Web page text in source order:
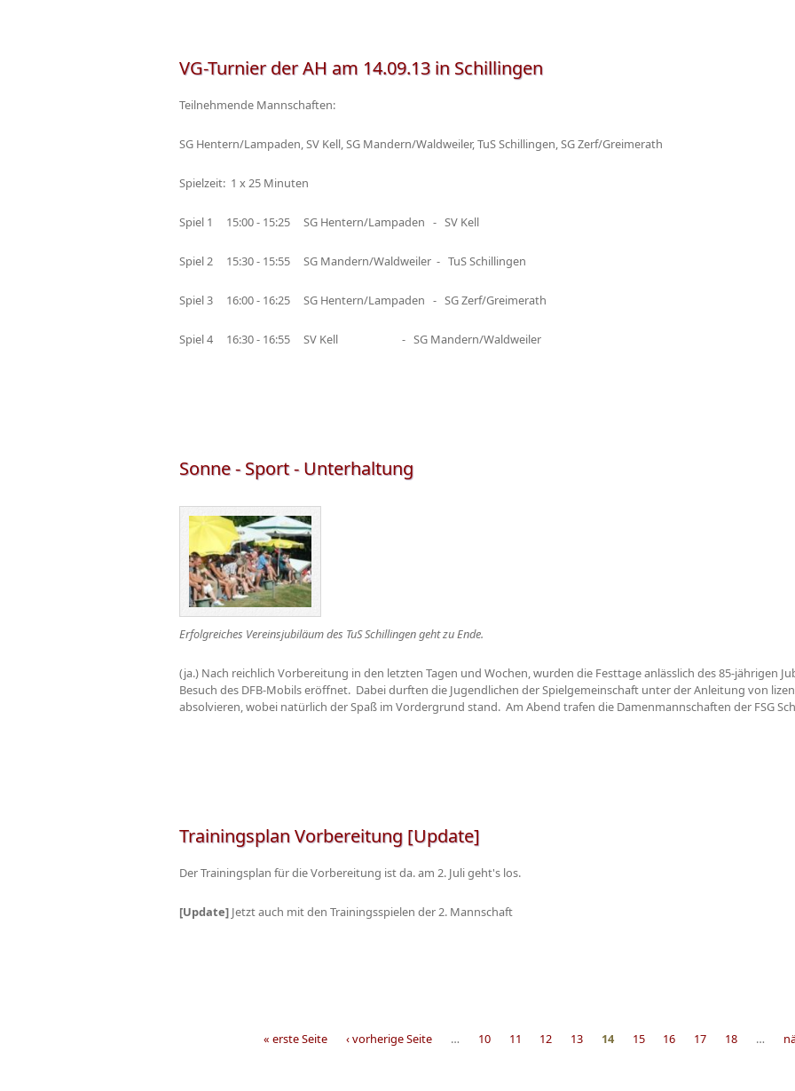
VG-Turnier der AH am 14.09.13 in Schillingen
Teilnehmende Mannschaften:
SG Hentern/Lampaden, SV Kell, SG Mandern/Waldweiler, TuS Schillingen, SG Zerf/Greimerath
Spielzeit: 1 x 25 Minuten
Spiel 1 15:00 - 15:25 SG Hentern/Lampaden - SV Kell
Spiel 2 15:30 - 15:55 SG Mandern/Waldweiler - TuS Schillingen
Spiel 3 16:00 - 16:25 SG Hentern/Lampaden - SG Zerf/Greimerath
Spiel 4 16:30 - 16:55 SV Kell - SG Mandern/Waldweiler
Sonne - Sport - Unterhaltung
Erfolgreiches Vereinsjubiläum des TuS Schillingen geht zu Ende.
(ja.) Nach reichlich Vorbereitung in den letzten Tagen und Wochen, wurden die Festtage anlässlich des 85-jährigen
Besuch des DFB-Mobils eröffnet. Dabei durften die Jugendlichen der Spielgemeinschaft unter der Anleitung von
absolvieren, wobei natürlich der Spaß im Vordergrund stand. Am Abend trafen die Damenmannschaften der FSG
Trainingsplan Vorbereitung [Update]
Der Trainingsplan für die Vorbereitung ist da. am 2. Juli geht's los.
[Update] Jetzt auch mit den Trainingsspielen der 2. Mannschaft
« erste Seite ‹ vorherige Seite … 10 11 12 13 14 15 16 17 18 …